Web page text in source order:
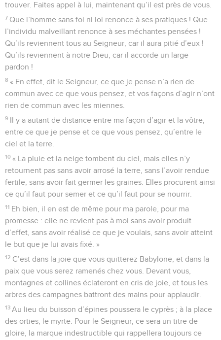
trouver. Faites appel à lui, maintenant qu’il est près de vous.
7 Que l’homme sans foi ni loi renonce à ses pratiques ! Que
l’individu malveillant renonce à ses méchantes pensées !
Qu’ils reviennent tous au Seigneur, car il aura pitié d’eux !
Qu’ils reviennent à notre Dieu, car il accorde un large
pardon !
8 « En effet, dit le Seigneur, ce que je pense n’a rien de
commun avec ce que vous pensez, et vos façons d’agir n’ont
rien de commun avec les miennes.
9 Il y a autant de distance entre ma façon d’agir et la vôtre,
entre ce que je pense et ce que vous pensez, qu’entre le
ciel et la terre.
10 « La pluie et la neige tombent du ciel, mais elles n’y
retournent pas sans avoir arrosé la terre, sans l’avoir rendue
fertile, sans avoir fait germer les graines. Elles procurent ainsi
ce qu’il faut pour semer et ce qu’il faut pour se nourrir.
11 Eh bien, il en est de même pour ma parole, pour ma
promesse : elle ne revient pas à moi sans avoir produit
d’effet, sans avoir réalisé ce que je voulais, sans avoir atteint
le but que je lui avais fixé. »
12 C’est dans la joie que vous quitterez Babylone, et dans la
paix que vous serez ramenés chez vous. Devant vous,
montagnes et collines éclateront en cris de joie, et tous les
arbres des campagnes battront des mains pour applaudir.
13 Au lieu du buisson d’épines poussera le cyprès ; à la place
des orties, le myrte. Pour le Seigneur, ce sera un titre de
gloire, la marque indestructible qui rappellera toujours ce